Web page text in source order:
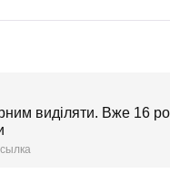
виділяти. Вже 16